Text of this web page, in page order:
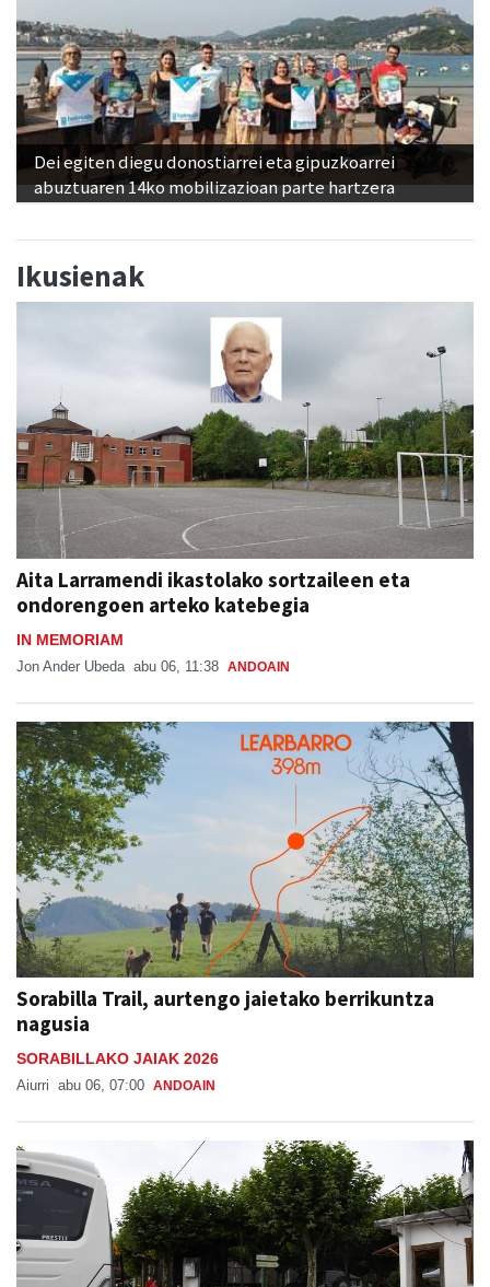
Dei egiten diegu donostiarrei eta gipuzkoarrei
abuztuaren 14ko mobilizazioan parte hartzera
Ikusienak
Aita Larramendi ikastolako sortzaileen eta
ondorengoen arteko katebegia
IN MEMORIAM
Jon Ander Ubeda abu 06, 11:38 ANDOAIN
Sorabilla Trail, aurtengo jaietako berrikuntza
nagusia
SORABILLAKO JAIAK 2026
Aiurri abu 06, 07:00 ANDOAIN